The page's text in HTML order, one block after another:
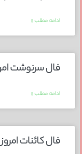
ادامه مطلب »
فال سرنوشت امروز
ادامه مطلب »
فال کائنات امروز